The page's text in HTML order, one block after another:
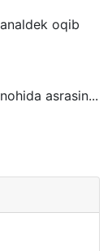
oqib
asrasin...